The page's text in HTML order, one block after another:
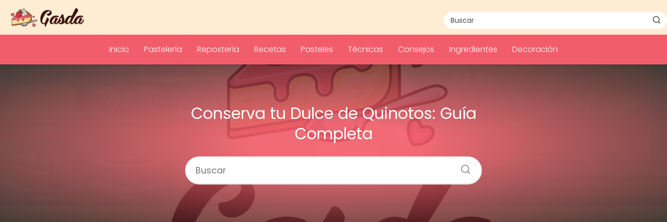
Inicio Pastelería Repostería Recetas Pasteles Técnicas Consejos Ingredientes Decoración
Conserva tu Dulce de Quinotos: Guía
Completa